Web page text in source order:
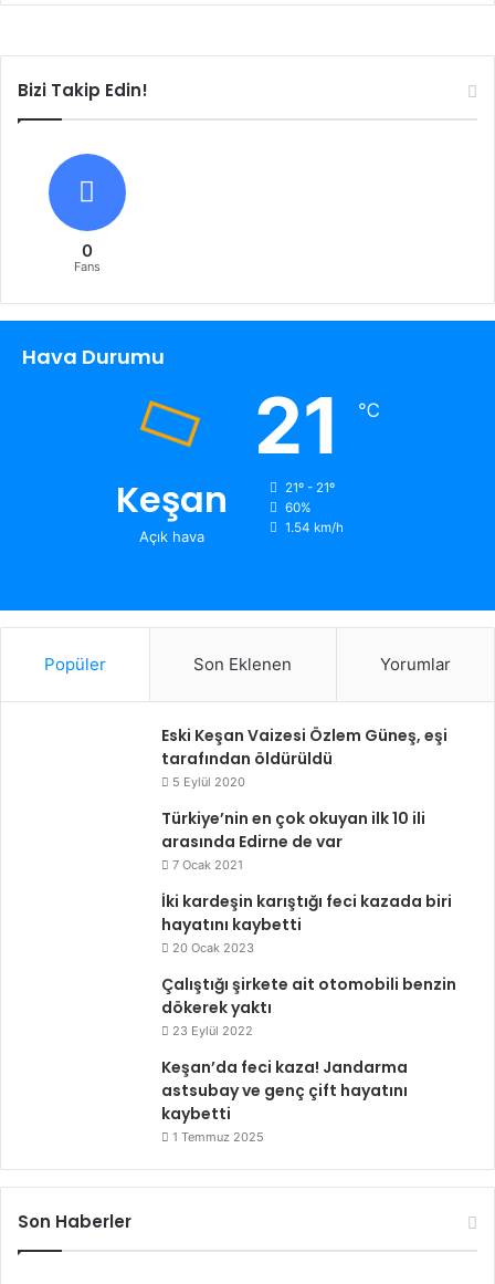
Bizi Takip Edin!
0
Fans
Hava Durumu
Keşan
Açık hava
21 ℃
21º - 21º
60%
1.54 km/h
Popüler Son Eklenen Yorumlar
Eski Keşan Vaizesi Özlem Güneş, eşi
tarafından öldürüldü
5 Eylül 2020
Türkiye’nin en çok okuyan ilk 10 ili
arasında Edirne de var
7 Ocak 2021
İki kardeşin karıştığı feci kazada biri
hayatını kaybetti
20 Ocak 2023
Çalıştığı şirkete ait otomobili benzin
dökerek yaktı
23 Eylül 2022
Keşan’da feci kaza! Jandarma
astsubay ve genç çift hayatını
kaybetti
1 Temmuz 2025
Son Haberler